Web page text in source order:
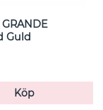
Guld
Köp